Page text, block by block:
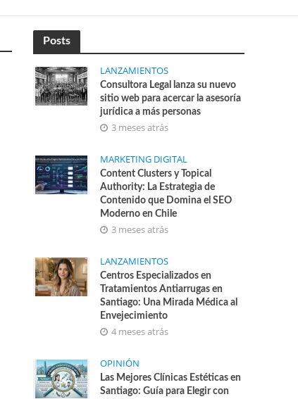
Posts
LANZAMIENTOS
Consultora Legal lanza su nuevo
sitio web para acercar la asesoría
jurídica a más personas
3 meses atrás
MARKETING DIGITAL
Content Clusters y Topical
Authority: La Estrategia de
Contenido que Domina el SEO
Moderno en Chile
3 meses atrás
LANZAMIENTOS
Centros Especializados en
Tratamientos Antiarrugas en
Santiago: Una Mirada Médica al
Envejecimiento
4 meses atrás
OPINIÓN
Las Mejores Clínicas Estéticas en
Santiago: Guía para Elegir con